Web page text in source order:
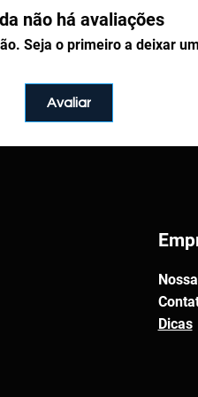
todos os
a sexta, das
98107-0821
ZIP. Para
ser utilizado
alterá-lo e
No
não há avaliações
Seja o primeiro a deixar
Avaliar
Dicas